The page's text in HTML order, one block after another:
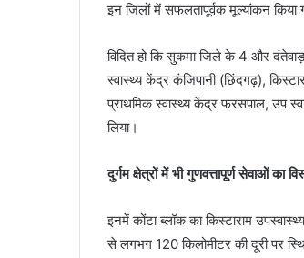
इन जिलों में सफलतापूर्वक मूल्यांकन किया
विदित हो कि सुकमा जिले के 4 और
स्वास्थ्य केंद्र कंजिपानी (छिंदगढ़),
प्राथमिक स्वास्थ्य केंद्र फरसपाल, उप
लिया।
दुर्गम क्षेत्रों में भी गुणवत्तापूर्ण सेवाओं का
इनमें कोंटा ब्लॉक का किस्टाराम
से लगभग 120 किलोमीटर की दूरी पर